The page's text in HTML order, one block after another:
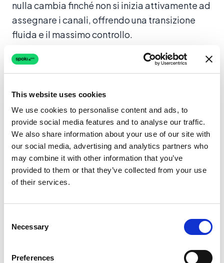
This website uses cookies
We use cookies to personalise content and ads, to
provide social media features and to analyse our traffic.
We also share information about your use of our site with
our social media, advertising and analytics partners who
may combine it with other information that you’ve
provided to them or that they’ve collected from your use
of their services.
Selection
Necessary
Preferences
nulla cambia finché non si inizia attivamente ad
assegnare i canali, offrendo una transizione
fluida e il massimo controllo.
Casi d’Uso Pratici con
La gestione canali per operatore si integra
perfettamente con le potenti funzionalità di
automazione di Spoki, in particolare con l’API di
WhatsApp Business, i chatbot e la
messaggistica automatizzata.
diviso per aree geografiche o tipologie di
operatore il numero WhatsApp dedicato alla